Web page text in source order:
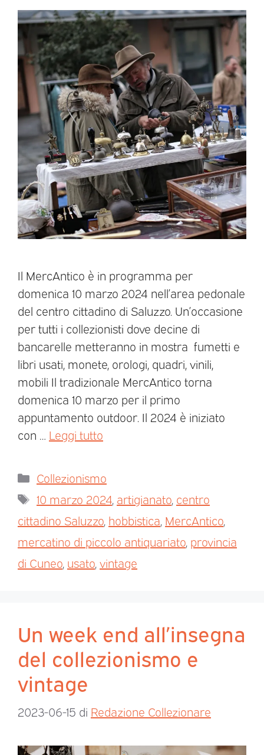
Il MercAntico è in programma per
domenica 10 marzo 2024 nell’area pedonale
del centro cittadino di Saluzzo. Un’occasione
per tutti i collezionisti dove decine di
bancarelle metteranno in mostra fumetti e
libri usati, monete, orologi, quadri, vinili,
mobili Il tradizionale MercAntico torna
domenica 10 marzo per il primo
appuntamento outdoor. Il 2024 è iniziato
con … Leggi tutto
Collezionismo
10 marzo 2024 artigianato centro
cittadino Saluzzo hobbistica MercAntico
mercatino di piccolo antiquariato provincia
di Cuneo usato vintage
Un week end all’insegna
del collezionismo e
vintage
2023-06-15 di Redazione Collezionare